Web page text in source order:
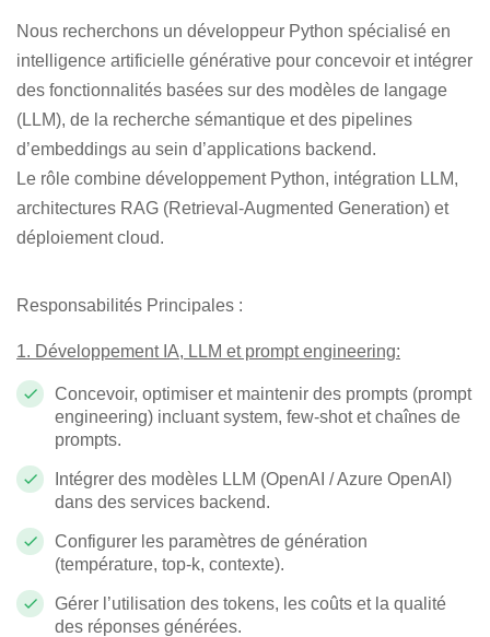
Nous recherchons un développeur Python spécialisé en
intelligence artificielle générative pour concevoir et intégrer
des fonctionnalités basées sur des modèles de langage
(LLM), de la recherche sémantique et des pipelines
d’embeddings au sein d’applications backend.
Le rôle combine développement Python, intégration LLM,
architectures RAG (Retrieval-Augmented Generation) et
déploiement cloud.
Responsabilités Principales :
1. Développement IA, LLM et prompt engineering:
Concevoir, optimiser et maintenir des prompts (prompt
engineering) incluant system, few‑shot et chaînes de
prompts.
Intégrer des modèles LLM (OpenAI / Azure OpenAI)
dans des services backend.
Configurer les paramètres de génération
(température, top‑k, contexte).
Gérer l’utilisation des tokens, les coûts et la qualité
des réponses générées.